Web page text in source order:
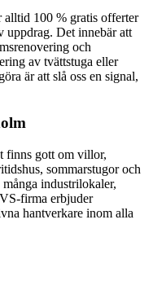
alltid 100 % gratis offerter
uppdrag. Det innebär att
och
av tvättstuga eller
är att slå oss en signal,
finns gott om villor,
sommarstugor och
industrilokaler,
firma erbjuder
hantverkare inom alla